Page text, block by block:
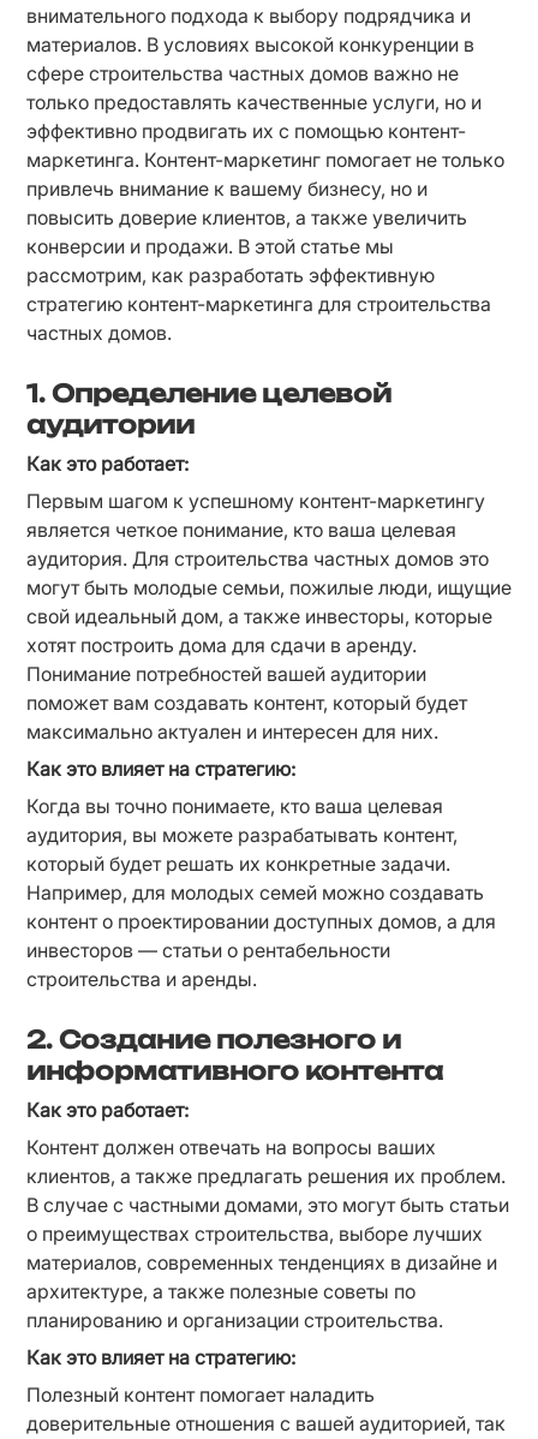
внимательного подхода к выбору подрядчика и
материалов. В условиях высокой конкуренции в
сфере строительства частных домов важно не
только предоставлять качественные услуги, но и
эффективно продвигать их с помощью контент-
маркетинга. Контент-маркетинг помогает не только
привлечь внимание к вашему бизнесу, но и
повысить доверие клиентов, а также увеличить
конверсии и продажи. В этой статье мы
рассмотрим, как разработать эффективную
стратегию контент-маркетинга для строительства
частных домов.
1. Определение целевой
аудитории
Как это работает:
Первым шагом к успешному контент-маркетингу
является четкое понимание, кто ваша целевая
аудитория. Для строительства частных домов это
могут быть молодые семьи, пожилые люди, ищущие
свой идеальный дом, а также инвесторы, которые
хотят построить дома для сдачи в аренду.
Понимание потребностей вашей аудитории
поможет вам создавать контент, который будет
максимально актуален и интересен для них.
Как это влияет на стратегию:
Когда вы точно понимаете, кто ваша целевая
аудитория, вы можете разрабатывать контент,
который будет решать их конкретные задачи.
Например, для молодых семей можно создавать
контент о проектировании доступных домов, а для
инвесторов — статьи о рентабельности
строительства и аренды.
2. Создание полезного и
информативного контента
Как это работает:
Контент должен отвечать на вопросы ваших
клиентов, а также предлагать решения их проблем.
В случае с частными домами, это могут быть статьи
о преимуществах строительства, выборе лучших
материалов, современных тенденциях в дизайне и
архитектуре, а также полезные советы по
планированию и организации строительства.
Как это влияет на стратегию:
Полезный контент помогает наладить
доверительные отношения с вашей аудиторией, так